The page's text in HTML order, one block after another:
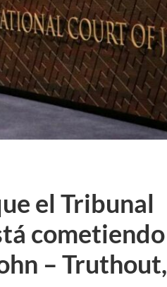
el Tribunal
cometiendo
– Truthout,